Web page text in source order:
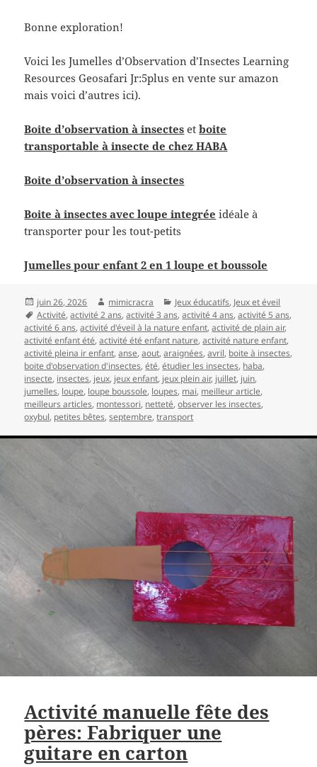
Bonne exploration!
Voici les Jumelles d’Observation d’Insectes Learning
Resources Geosafari Jr:5plus en vente sur amazon
mais voici d’autres ici).
Boite d’observation à insectes etboite
transportable à insecte de chez HABA
Boite d’observation à insectes
Boite à insectes avec loupe integrée idéale à
transporter pour les tout-petits
Jumelles pour enfant 2 en 1 loupe et boussole
Publié
le
juin 26, 2026 Auteur
mimicracra Catégories
Jeux éducatifs, Jeux et éveil
Mots-
clés
Activité,activité 2 ans,activité 3 ans,activité 4 ans,activité 5 ans,
activité 6 ans,activité d'éveil à la nature enfant,activité de plain air,
activité enfant été,activité été enfant nature,activité nature enfant,
activité pleina ir enfant,anse,aout,araignées,avril, boite à insectes,
boite d'observation d'insectes,été,étudier les insectes, haba,
insecte, insectes, jeux, jeux enfant, jeux plein air, juillet, juin,
jumelles, loupe, loupe boussole, loupes, mai, meilleur article,
meilleurs articles, montessori, netteté,observer les insectes,
oxybul, petites bêtes,septembre,transport
Activité manuelle fête des
pères: Fabriquer une
guitare en carton